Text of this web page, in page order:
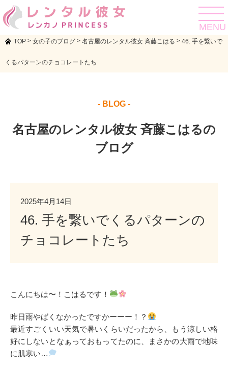
toggle
MENU
TOP > 女の子のブログ > 名古屋のレンタル彼女 斉藤こはる > 46. 手を繋いで
くるパターンのチョコレートたち
- BLOG -
名古屋のレンタル彼女 斉藤こはるの
ブログ
2025年4月14日
46. 手を繋いでくるパターンの
チョコレートたち
こんにちは〜！こはるです！
昨日雨やばくなかったですかーーー！？
最近すごくいい天気で暑いくらいだったから、もう涼しい格
好にしないとなぁっておもってたのに、まさかの大雨で地味
に肌寒い…